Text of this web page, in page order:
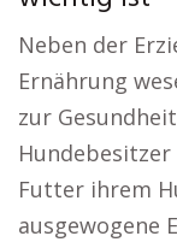
Neben der
Ernährung
zur
Futter ihrem
ausgewogene